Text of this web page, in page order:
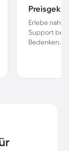
Erlebe
Support bei
Bedenken.